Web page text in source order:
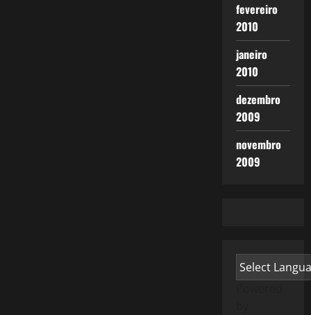
fevereiro
2010
janeiro
2010
dezembro
2009
novembro
2009